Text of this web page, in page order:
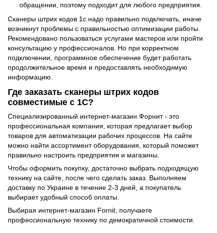
обращении, поэтому подходит для любого предприятия.
Сканеры штрих кодов 1с надо правильно подключать, иначе
возникнут проблемы с правильностью оптимизации работы.
Рекомендовано пользоваться услугами мастеров или пройти
консультацию у профессионалов. Но при корректном
подключении, программное обеспечение будет работать
продолжительное время и предоставлять необходимую
информацию.
Где заказать сканеры штрих кодов
совместимые с 1С?
Специализированный интернет-магазин Форнит - это
профессиональная компания, которая предлагает выбор
товаров для автоматизации рабочих процессов. На сайте
можно найти ассортимент оборудования, который поможет
правильно настроить предприятия и магазины.
Чтобы оформить покупку, достаточно выбрать подходящую
технику на сайте, после чего сделать заказ. Выполняем
доставку по Украине в течение 2-3 дней, а покупатель
выбирает удобный способ оплаты.
Выбирая интернет-магазин Fornit, получаете
профессиональную технику по демократичной стоимости.